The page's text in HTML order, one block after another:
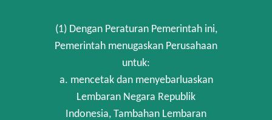
(1) Dengan Peraturan Pemerintah ini,
Pemerintah menugaskan Perusahaan
untuk:
a. mencetak dan menyebarluaskan
Lembaran Negara Republik
Indonesia, Tambahan Lembaran